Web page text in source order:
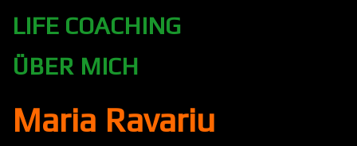
LIFE COACHING
ÜBER MICH
Maria Ravariu